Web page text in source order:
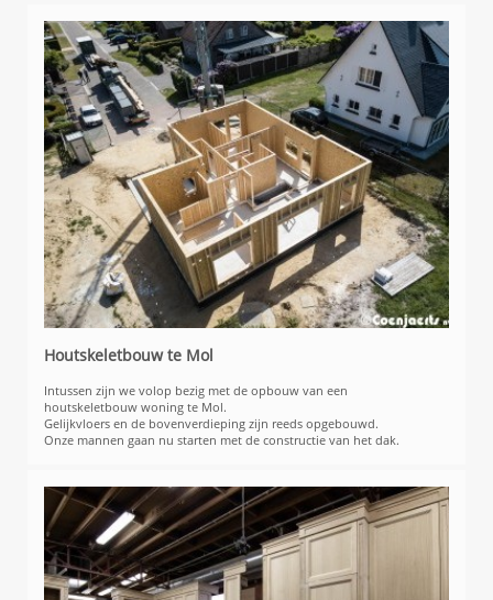
Houtskeletbouw te Mol
Intussen zijn we volop bezig met de opbouw van een
houtskeletbouw woning te Mol.
Gelijkvloers en de bovenverdieping zijn reeds opgebouwd.
Onze mannen gaan nu starten met de constructie van het dak.